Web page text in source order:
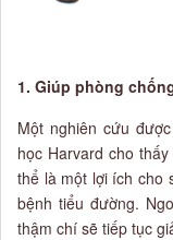
1. Giúp phòng
Một nghiên cứu
học Harvard cho
thể là một lợi ích cho
bệnh tiểu đường.
thậm chí sẽ tiếp tục